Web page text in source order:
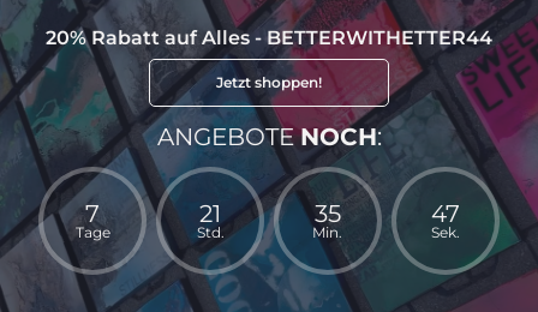
20% Rabatt auf Alles - BETTERWITHETTER44
Jetzt shoppen!
ANGEBOTENOCH:
7
Tage
21
Std.
35
Min.
47
Sek.